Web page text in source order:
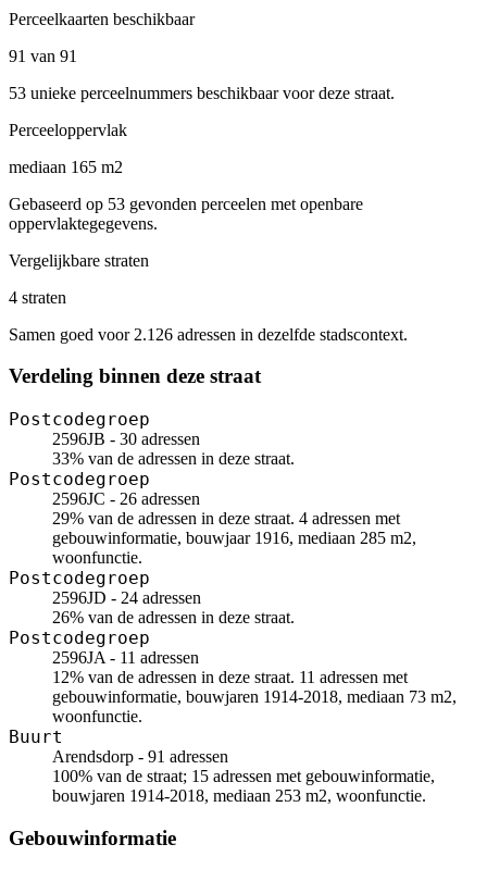
Perceelkaarten beschikbaar
91 van 91
53 unieke perceelnummers beschikbaar voor deze straat.
Perceeloppervlak
mediaan 165 m2
Gebaseerd op 53 gevonden perceelen met openbare
oppervlaktegegevens.
Vergelijkbare straten
4 straten
Samen goed voor 2.126 adressen in dezelfde stadscontext.
Verdeling binnen deze straat
Postcodegroep
2596JB - 30 adressen
33% van de adressen in deze straat.
Postcodegroep
2596JC - 26 adressen
29% van de adressen in deze straat. 4 adressen met
gebouwinformatie, bouwjaar 1916, mediaan 285 m2,
woonfunctie.
Postcodegroep
2596JD - 24 adressen
26% van de adressen in deze straat.
Postcodegroep
2596JA - 11 adressen
12% van de adressen in deze straat. 11 adressen met
gebouwinformatie, bouwjaren 1914-2018, mediaan 73 m2,
woonfunctie.
Buurt
Arendsdorp - 91 adressen
100% van de straat; 15 adressen met gebouwinformatie,
bouwjaren 1914-2018, mediaan 253 m2, woonfunctie.
Gebouwinformatie